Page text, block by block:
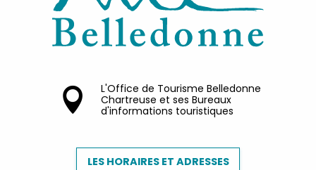
L'Office de Tourisme Belledonne
Chartreuse et ses Bureaux
d'informations touristiques
LES HORAIRES ET ADRESSES